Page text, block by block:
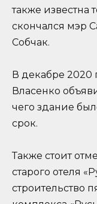
также известна
скончался мэр
Собчак.
В декабре 2020
Власенко
чего здание
срок.
Также стоит
старого отеля
строительство